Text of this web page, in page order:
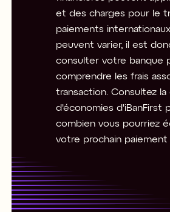
et des charges pour le
paiements
peuvent varier, il est
consulter votre banque
comprendre les frais
transaction. Consultez la
d'économies d'iBanFirst
combien vous pourriez
votre prochain paiement